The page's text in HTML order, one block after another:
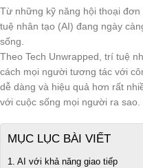
Từ những kỹ năng hội thoại
tuệ nhân tạo (AI) đang ngày
sống.
Theo Tech Unwrapped, trí tuệ
cách mọi người tương tác với
dễ dàng và hiệu quả hơn rất
với cuộc sống mọi người ra sao.
MỤC LỤC BÀI VIẾT
AI với khả năng giao tiếp